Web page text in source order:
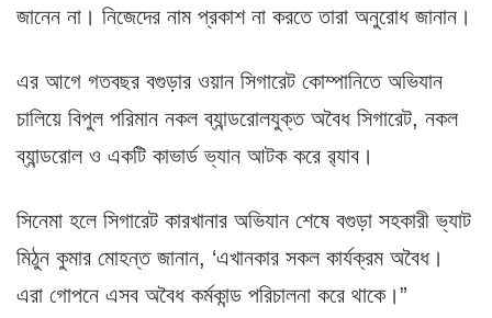
জানেন না। নিজেদের নাম প্রকাশ না করতে তারা অনুরোধ জানান।
এর আগে গতবছর বগুড়ার ওয়ান সিগারেট কোম্পানিতে অভিযান
চালিয়ে বিপুল পরিমান নকল ব্যান্ডরোলযুক্ত অবৈধ সিগারেট, নকল
ব্যান্ডরোল ও একটি কাভার্ড ভ্যান আটক করে র‌্যাব।
সিনেমা হলে সিগারেট কারখানার অভিযান শেষে বগুড়া সহকারী ভ্যাট
মিঠুন কুমার মোহন্ত জানান, ‘এখানকার সকল কার্যক্রম অবৈধ।
এরা গোপনে এসব অবৈধ কর্মকান্ড পরিচালনা করে থাকে।”